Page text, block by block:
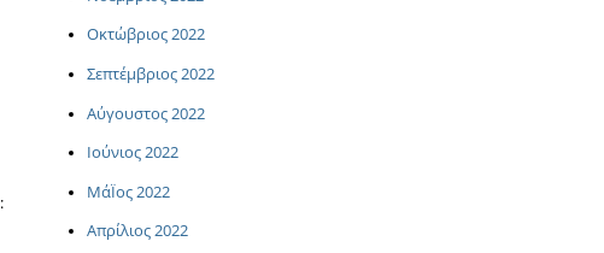
:
Οκτώβριος 2022
Σεπτέμβριος 2022
Αύγουστος 2022
Ιούνιος 2022
ΜάΪος 2022
Απρίλιος 2022